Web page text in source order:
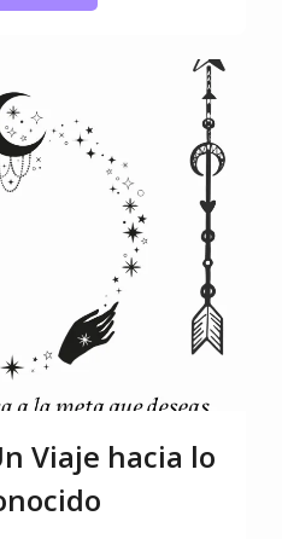
Viaje hacia lo